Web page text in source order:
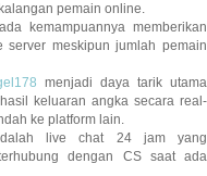
pemain online.
kemampuannya memberikan
server meskipun jumlah pemain
menjadi daya tarik utama
keluaran angka secara real-
ke platform lain.
live chat 24 jam yang
dengan CS saat ada